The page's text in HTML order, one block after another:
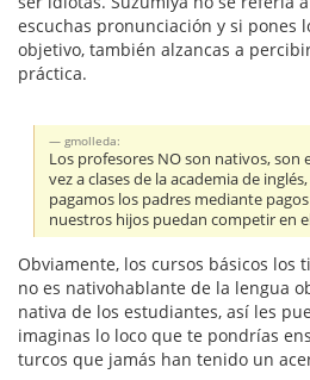
escuchas pronunciación y si pones
objetivo, también alzancas a
práctica.
gmolleda:
Los profesores NO son nativos, son
vez a clases de la academia de
pagamos los padres mediante
nuestros hijos puedan competir en
Obviamente, los cursos básicos los
no es nativohablante de la lengua
nativa de los estudiantes, así les
imaginas lo loco que te pondrías
turcos que jamás han tenido un